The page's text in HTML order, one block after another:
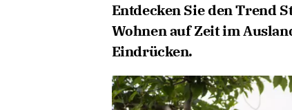
Entdecken Sie den Trend
Wohnen auf Zeit im
Eindrücken.